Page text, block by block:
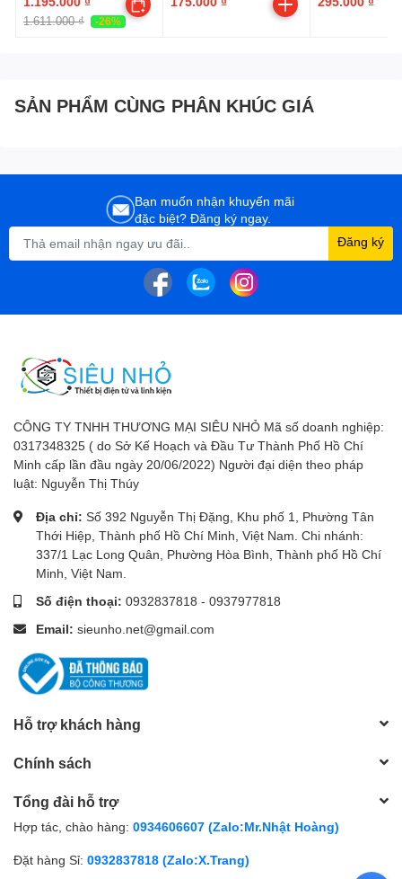
1.611.000 ₫ -26%
suất thực, ánh sáng
SẢN PHẨM CÙNG PHÂN KHÚC GIÁ
Bạn muốn nhận khuyến mãi
đặc biệt? Đăng ký ngay.
Đăng ký
CÔNG TY TNHH THƯƠNG MẠI SIÊU NHỎ Mã số doanh nghiệp:
0317348325 ( do Sở Kế Hoạch và Đầu Tư Thành Phố Hồ Chí
Minh cấp lần đầu ngày 20/06/2022) Người đại diện theo pháp
luật: Nguyễn Thị Thúy
Địa chỉ: Số 392 Nguyễn Thị Đặng, Khu phố 1, Phường Tân
Thới Hiệp, Thành phố Hồ Chí Minh, Việt Nam. Chi nhánh:
337/1 Lạc Long Quân, Phường Hòa Bình, Thành phố Hồ Chí
Minh, Việt Nam.
Số điện thoại: 0932837818 - 0937977818
Email: sieunho.net@gmail.com
Hỗ trợ khách hàng
Chính sách
Tổng đài hỗ trợ
Hợp tác, chào hàng: 0934606607 (Zalo:Mr.Nhật Hoàng)
Đặt hàng Sỉ: 0932837818 (Zalo:X.Trang)